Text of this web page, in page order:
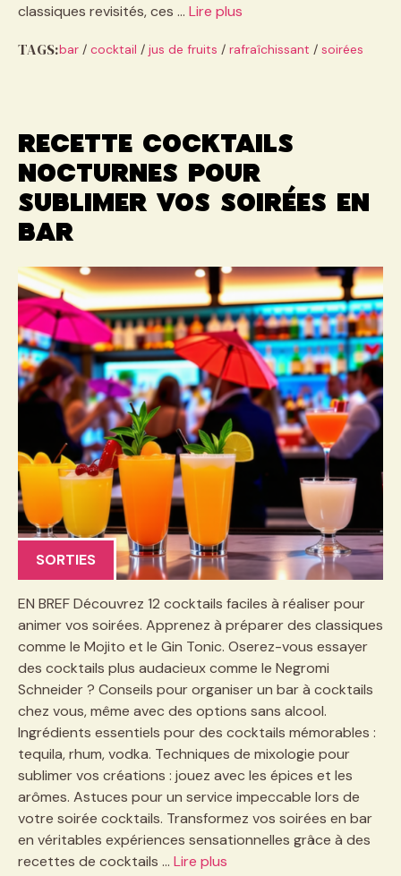
classiques revisités, ces … Lire plus
TAGS:bar/ cocktail / jus de fruits / rafraîchissant / soirées
Recette cocktails
nocturnes pour
sublimer vos soirées en
bar
SORTIES
EN BREF Découvrez 12 cocktails faciles à réaliser pour
animer vos soirées. Apprenez à préparer des classiques
comme le Mojito et le Gin Tonic. Oserez-vous essayer
des cocktails plus audacieux comme le Negromi
Schneider ? Conseils pour organiser un bar à cocktails
chez vous, même avec des options sans alcool.
Ingrédients essentiels pour des cocktails mémorables :
tequila, rhum, vodka. Techniques de mixologie pour
sublimer vos créations : jouez avec les épices et les
arômes. Astuces pour un service impeccable lors de
votre soirée cocktails. Transformez vos soirées en bar
en véritables expériences sensationnelles grâce à des
recettes de cocktails … Lire plus